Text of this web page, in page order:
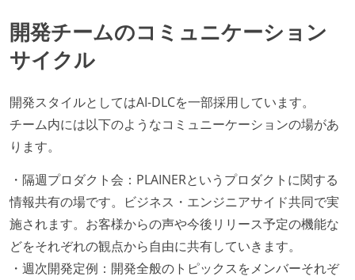
開発チームのコミュニケーション
サイクル
開発スタイルとしてはAI-DLCを一部採用しています。
チーム内には以下のようなコミュニーケーションの場があ
ります。
・隔週プロダクト会：PLAINERというプロダクトに関する
情報共有の場です。ビジネス・エンジニアサイド共同で実
施されます。お客様からの声や今後リリース予定の機能な
どをそれぞれの観点から自由に共有していきます。
・週次開発定例：開発全般のトピックスをメンバーそれぞ